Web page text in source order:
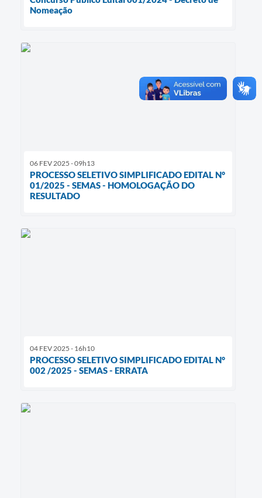
Nomeação
06 FEV 2025 - 09h13
PROCESSO SELETIVO SIMPLIFICADO EDITAL N°
01/2025 - SEMAS - HOMOLOGAÇÃO DO
RESULTADO
04 FEV 2025 - 16h10
PROCESSO SELETIVO SIMPLIFICADO EDITAL N°
002 /2025 - SEMAS - ERRATA